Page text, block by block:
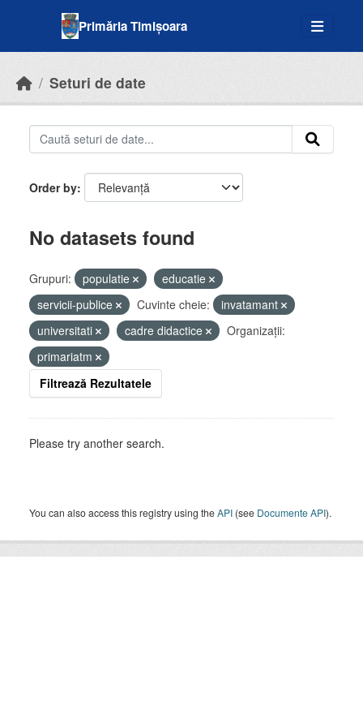
Primăria Timișoara
Seturi de date
Order by
No datasets found
Grupuri: populatie
educatie
servicii-publice
Cuvinte cheie:
invatamant
universitati
cadre didactice
Organizații:
primariatm
Filtrează Rezultatele
Please try another search.
You can also access this registry using theAPI (see Documente API).